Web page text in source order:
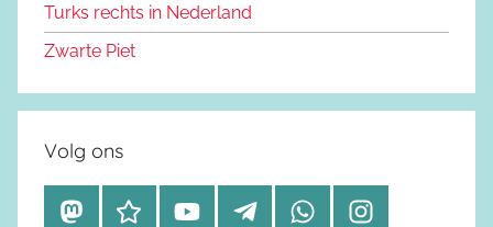
Turks rechts in Nederland
Zwarte Piet
Volg ons
M
B
Y
T
W
I